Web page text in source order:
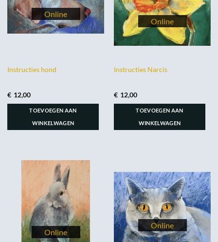
Instructies hond
€ 12,00
TOEVOEGEN AAN
WINKELWAGEN
Instructies Narcis
€ 12,00
TOEVOEGEN AAN
WINKELWAGEN